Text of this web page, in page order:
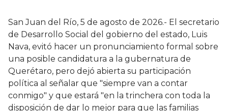
San Juan del Río, 5 de agosto de 2026.- El secretario
de Desarrollo Social del gobierno del estado, Luis
Nava, evitó hacer un pronunciamiento formal sobre
una posible candidatura a la gubernatura de
Querétaro, pero dejó abierta su participación
política al señalar que "siempre van a contar
conmigo" y que estará "en la trinchera con toda la
disposición de dar lo mejor para que las familias